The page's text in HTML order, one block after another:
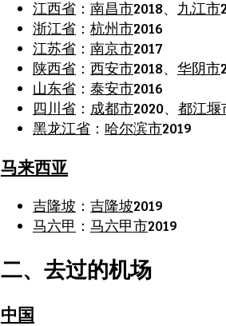
江西省 ： 南昌市2018、 九江市
浙江省 ： 杭州市2016
江苏省 ： 南京市2017
陕西省 ： 西安市2018、 华阴市
山东省 ： 泰安市2016
四川省 ： 成都市2020、 都江堰
黑龙江省 ： 哈尔滨市2019
马来西亚
吉隆坡 ： 吉隆坡2019
马六甲 ： 马六甲市2019
二、去过的机场
中国